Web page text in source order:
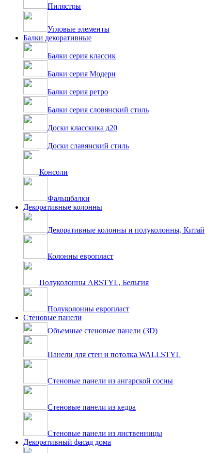
Пилястры
Угловые элементы
Балки декоративные
Балки серия классик
Балки серия Модерн
Балки серия ретро
Балки серия словянский стиль
Доски класскика д20
Доски славянский стиль
Консоли
Фальшбалки
Декоративные колонны
Декоративные колонны и полуколонны, Китай
Колонны европласт
Полуколонны ARSTYL, Бельгия
Полуколонны европласт
Стеновые панели
Объемные стеновые панели (3D)
Панели для стен и потолка WALLSTYL
Стеновые панели из ангарской сосны
Стеновые панели из кедра
Стеновые панели из лиственницы
Декоративный фасад дома